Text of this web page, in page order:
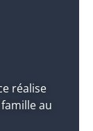
réalise
au